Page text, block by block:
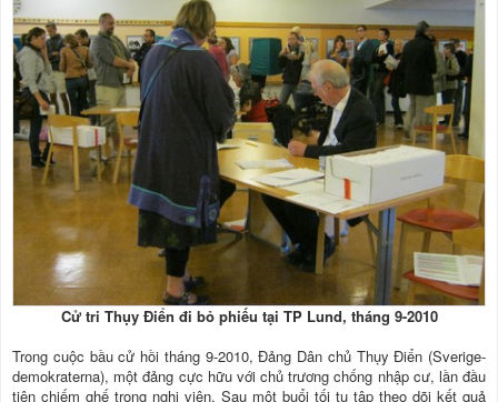
Cử tri Thụy Điển đi bỏ phiếu tại TP Lund, tháng 9-2010
Trong cuộc bầu cử hồi tháng 9-2010, Đảng Dân chủ Thụy Điển (Sverige-
demokraterna), một đảng cực hữu với chủ trương chống nhập cư, lần đầu
tiên chiếm ghế trong nghị viện. Sau một buổi tối tụ tập theo dõi kết quả